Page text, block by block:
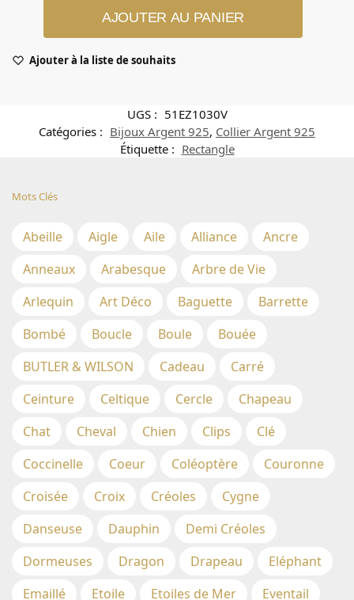
AJOUTER AU PANIER
Ajouter à la liste de souhaits
UGS : 51EZ1030V
Catégories : Bijoux Argent 925, Collier Argent 925
Étiquette : Rectangle
Mots Clés
Abeille Aigle Aile Alliance
Ancre
Anneaux
Arabesque
Arbre de Vie
Arlequin
Art Déco Baguette
Barrette
Bombé
Boucle Boule
Bouée
BUTLER & WILSON
Cadeau
Carré
Ceinture
Celtique Cercle
Chapeau
Chat
Cheval Chien Clips
Clé
Coccinelle
Coeur Coléoptère
Couronne
Croisée
Croix Créoles
Cygne
Danseuse
Dauphin
Demi Créoles
Dormeuses
Dragon Drapeau
Eléphant
Emaillé
Etoile Etoiles de Mer
Eventail